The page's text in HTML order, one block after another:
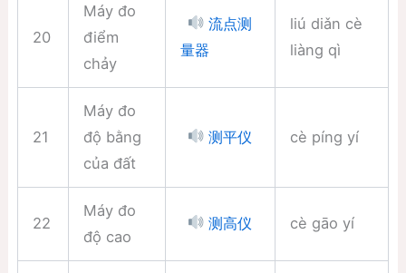
20
Máy đo
điểm
chảy
流点测
量器
liú diǎn cè
liàng qì
21
Máy đo
độ bằng
của đất
测平仪 cè píng yí
22
Máy đo
độ cao
测高仪 cè gāo yí